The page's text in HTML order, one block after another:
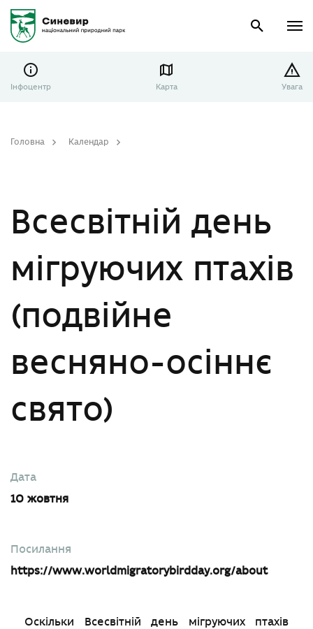
Інфоцентр Карта Увага
Головна
Календар
Всесвітній день
мігруючих птахів
(подвійне
весняно-осіннє
свято)
Дата
10 жовтня
Посилання
https://www.worldmigratorybirdday.org/about
Оскільки Всесвітній день мігруючих птахів